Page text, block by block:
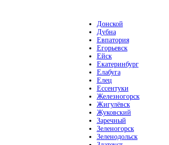
Донской
Дубна
Евпатория
Егорьевск
Ейск
Екатеринбург
Елабуга
Елец
Ессентуки
Железногорск
Жигулёвск
Жуковский
Заречный
Зеленогорск
Зеленодольск